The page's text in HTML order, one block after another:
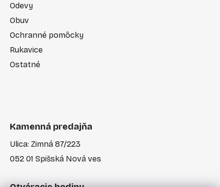
Odevy
Obuv
Ochranné pomôcky
Rukavice
Ostatné
Kamenná predajňa
Ulica: Zimná 87/223
052 01 Spišská Nová ves